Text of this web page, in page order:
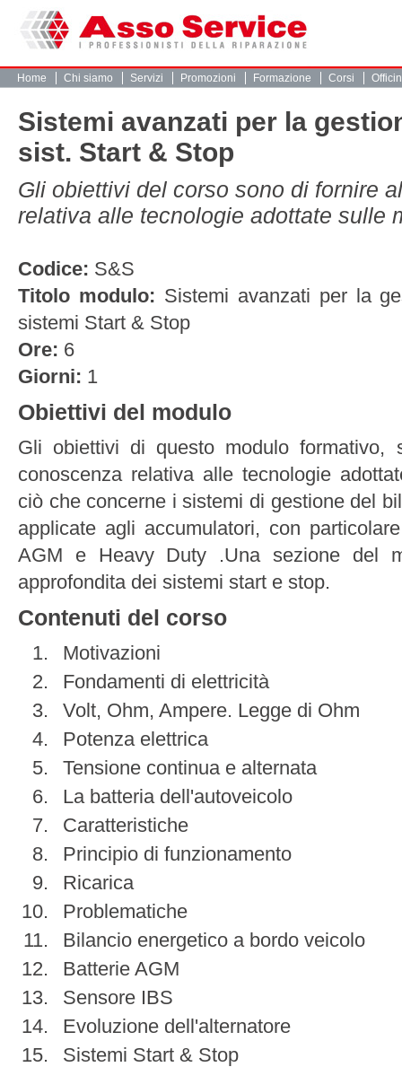
Home Chi siamo Servizi Promozioni Formazione Corsi
Sistemi avanzati per la
sist. Start & Stop
Gli obiettivi del corso sono di fornire
relativa alle tecnologie adottate sulle
Codice: S&S
Titolo modulo: Sistemi avanzati per la
sistemi Start & Stop
Ore: 6
Giorni: 1
Obiettivi del modulo
Gli obiettivi di questo modulo
conoscenza relativa alle tecnologie
ciò che concerne i sistemi di gestione del
applicate agli accumulatori, con
AGM e Heavy Duty .Una sezione del
approfondita dei sistemi start e stop.
Contenuti del corso
Motivazioni
Fondamenti di elettricità
Volt, Ohm, Ampere. Legge di Ohm
Potenza elettrica
Tensione continua e alternata
La batteria dell'autoveicolo
Caratteristiche
Principio di funzionamento
Ricarica
Problematiche
Bilancio energetico a bordo veicolo
Batterie AGM
Sensore IBS
Evoluzione dell'alternatore
Sistemi Start & Stop